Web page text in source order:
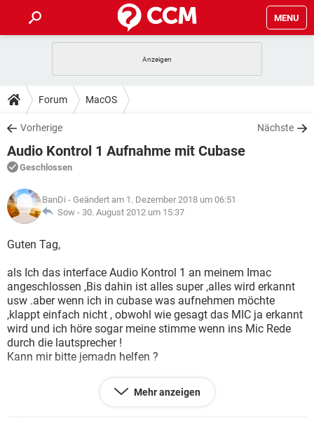
MENU
ANDROID
WINDOWS 10
WHATSAPP TIKTOK
FACEBOOK
TIPPS & TRICKS
SPIELE
WINDOWS 10
WHATSAPP
FACEBOOK HARDWARE
DOWNLOADS
SPIELE STREAMING
ANDROID
WINDOWS 10 INSTAGRAM
WHATSAPP
FACEBOOK
FORUM
SPIELE
ANDROID IOS
FACEBOOK HARDWARE
LEXIKON
SPIELE
ANDROID
WINDOWS 10 INSTAGRAM
WHATSAPP TIKTOK
FACEBOOK HARDWARE
Forum MacOS
Vorherige Nächste
Audio Kontrol 1 Aufnahme mit Cubase
Geschlossen
BanDi - Geändert am 1. Dezember 2018 um 06:51
Sow - 30. August 2012 um 15:37
Guten Tag,
als Ich das interface Audio Kontrol 1 an meinem Imac
angeschlossen ,Bis dahin ist alles super ,alles wird erkannt
usw .aber wenn ich in cubase was aufnehmen möchte
,klappt einfach nicht , obwohl wie gesagt das MIC ja erkannt
wird und ich höre sogar meine stimme wenn ins Mic Rede
durch die lautsprecher !
Kann mir bitte jemadn helfen ?
Mehr anzeigen